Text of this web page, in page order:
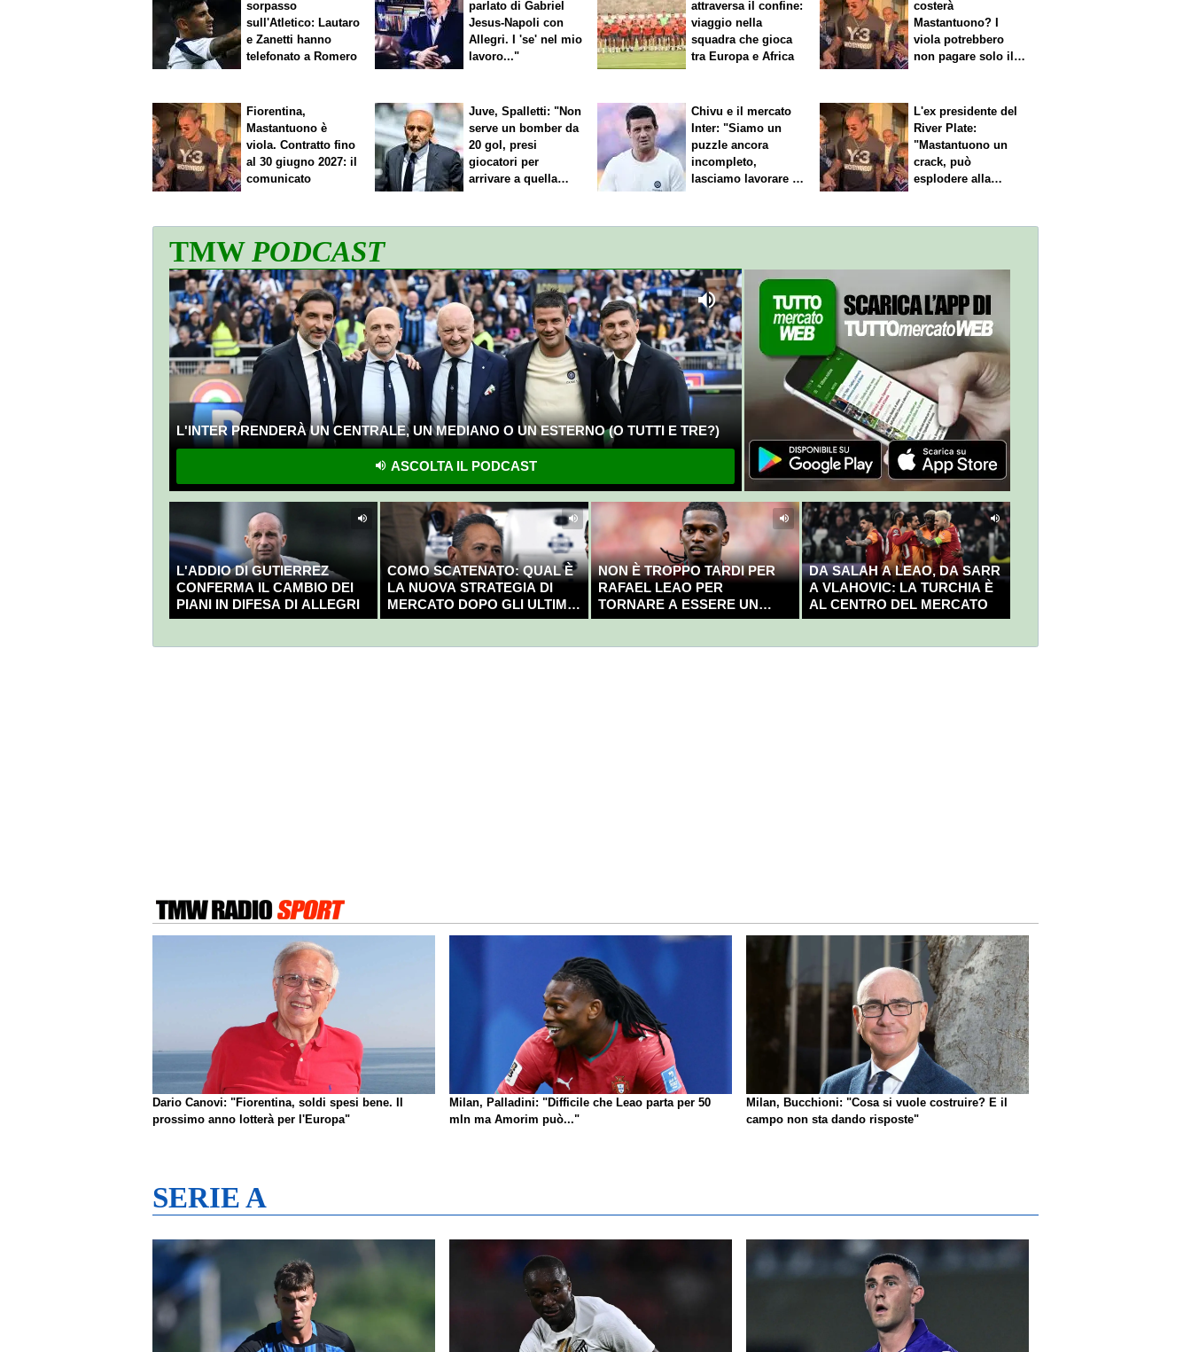
sorpasso
sull'Atletico: Lautaro
e Zanetti hanno
telefonato a Romero
parlato di Gabriel
Jesus-Napoli con
Allegri. I 'se' nel mio
lavoro..."
attraversa il confine:
viaggio nella
squadra che gioca
tra Europa e Africa
costerà
Mastantuono? I
viola potrebbero
non pagare solo il
Fiorentina,
Mastantuono è
viola. Contratto fino
al 30 giugno 2027: il
comunicato
Juve, Spalletti: "Non
serve un bomber da
20 gol, presi
giocatori per
arrivare a quella
Chivu e il mercato
Inter: "Siamo un
puzzle ancora
incompleto,
lasciamo lavorare i
L'ex presidente del
River Plate:
"Mastantuono un
crack, può
esplodere alla
TMWPODCAST
L'INTER PRENDERÀ UN CENTRALE, UN MEDIANO O UN ESTERNO (O TUTTI E TRE?)
ASCOLTA IL PODCAST
L'ADDIO DI GUTIERREZ
CONFERMA IL CAMBIO DEI
PIANI IN DIFESA DI ALLEGRI
COMO SCATENATO: QUAL È
LA NUOVA STRATEGIA DI
MERCATO DOPO GLI ULTIMI
COLPI?
NON È TROPPO TARDI PER
RAFAEL LEAO PER
TORNARE A ESSERE UN
CAMPIONE
DA SALAH A LEAO, DA SARR
A VLAHOVIC: LA TURCHIA È
AL CENTRO DEL MERCATO
Dario Canovi: "Fiorentina, soldi spesi bene. Il
prossimo anno lotterà per l'Europa"
Milan, Palladini: "Difficile che Leao parta per 50
mln ma Amorim può..."
Milan, Bucchioni: "Cosa si vuole costruire? E il
campo non sta dando risposte"
SERIE A